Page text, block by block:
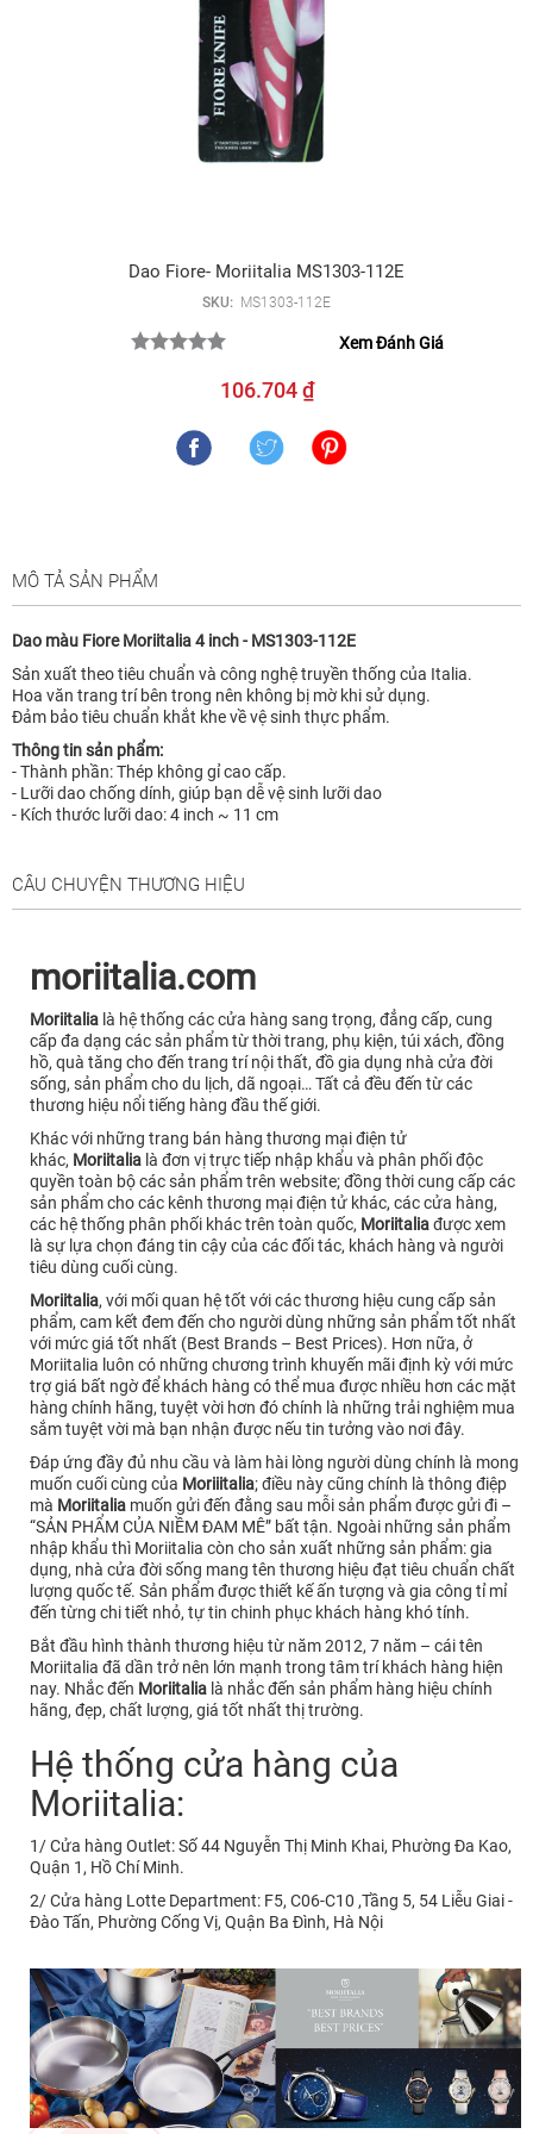
Dao Fiore- Moriitalia MS1303-112E
SKU: MS1303-112E
Xem Đánh Giá
106.704 ₫
MÔ TẢ SẢN PHẨM
Dao màu Fiore Moriitalia 4 inch - MS1303-112E
Sản xuất theo tiêu chuẩn và công nghệ truyền thống của Italia.
Hoa văn trang trí bên trong nên không bị mờ khi sử dụng.
Đảm bảo tiêu chuẩn khắt khe về vệ sinh thực phẩm.
Thông tin sản phẩm:
- Thành phần: Thép không gỉ cao cấp.
- Lưỡi dao chống dính, giúp bạn dễ vệ sinh lưỡi dao
- Kích thước lưỡi dao: 4 inch ~ 11 cm
CÂU CHUYỆN THƯƠNG HIỆU
moriitalia.com
Moriitalia là hệ thống các cửa hàng sang trọng, đẳng cấp, cung
cấp đa dạng các sản phẩm từ thời trang, phụ kiện, túi xách, đồng
hồ, quà tăng cho đến trang trí nội thất, đồ gia dụng nhà cửa đời
sống, sản phẩm cho du lịch, dã ngoại… Tất cả đều đến từ các
thương hiệu nổi tiếng hàng đầu thế giới.
Khác với những trang bán hàng thương mại điện tử
khác, Moriitalia là đơn vị trực tiếp nhập khẩu và phân phối độc
quyền toàn bộ các sản phẩm trên website; đồng thời cung cấp các
sản phẩm cho các kênh thương mại điện tử khác, các cửa hàng,
các hệ thống phân phối khác trên toàn quốc, Moriitaliađược xem
là sự lựa chọn đáng tin cậy của các đối tác, khách hàng và người
tiêu dùng cuối cùng.
Moriitalia, với mối quan hệ tốt với các thương hiệu cung cấp sản
phẩm, cam kết đem đến cho người dùng những sản phẩm tốt nhất
với mức giá tốt nhất (Best Brands – Best Prices). Hơn nữa, ở
Moriitalia luôn có những chương trình khuyến mãi định kỳ với mức
trợ giá bất ngờ để khách hàng có thể mua được nhiều hơn các mặt
hàng chính hãng, tuyệt vời hơn đó chính là những trải nghiệm mua
sắm tuyệt vời mà bạn nhận được nếu tin tưởng vào nơi đây.
Đáp ứng đầy đủ nhu cầu và làm hài lòng người dùng chính là mong
muốn cuối cùng của Moriiitalia; điều này cũng chính là thông điệp
mà Moriitalia muốn gửi đến đằng sau mỗi sản phẩm được gửi đi –
“SẢN PHẨM CỦA NIỀM ĐAM MÊ” bất tận. Ngoài những sản phẩm
nhập khẩu thì Moriitalia còn cho sản xuất những sản phẩm: gia
dụng, nhà cửa đời sống mang tên thương hiệu đạt tiêu chuẩn chất
lượng quốc tế. Sản phẩm được thiết kế ấn tượng và gia công tỉ mỉ
đến từng chi tiết nhỏ, tự tin chinh phục khách hàng khó tính.
Bắt đầu hình thành thương hiệu từ năm 2012, 7 năm – cái tên
Moriitalia đã dần trở nên lớn mạnh trong tâm trí khách hàng hiện
nay. Nhắc đến Moriitalia là nhắc đến sản phẩm hàng hiệu chính
hãng, đẹp, chất lượng, giá tốt nhất thị trường.
Hệ thống cửa hàng của
Moriitalia:
1/ Cửa hàng Outlet: Số 44 Nguyễn Thị Minh Khai, Phường Đa Kao,
Quận 1, Hồ Chí Minh.
2/ Cửa hàng Lotte Department: F5, C06-C10 ,Tầng 5, 54 Liễu Giai -
Đào Tấn, Phường Cống Vị, Quận Ba Đình, Hà Nội